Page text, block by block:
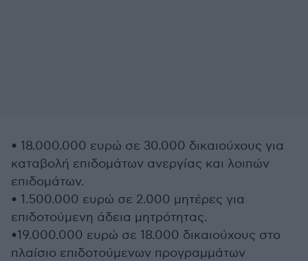
• 18.000.000 ευρώ σε 30.000 δικαιούχους για
καταβολή επιδομάτων ανεργίας και λοιπών
επιδομάτων.
• 1.500.000 ευρώ σε 2.000 μητέρες για
επιδοτούμενη άδεια μητρότητας.
•19.000.000 ευρώ σε 18.000 δικαιούχους στο
πλαίσιο επιδοτούμενων προγραμμάτων